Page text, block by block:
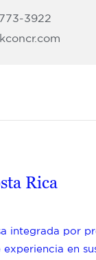
3922
Rica
integrada por
en